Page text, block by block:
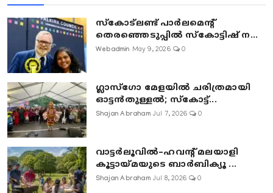
സ്കോട്ലണ്ട് പാർലമെന്റ്
തെരഞ്ഞെടുപ്പിൽ സ്കോട്ടിഷ് ന...
Webadmin May 9, 2026 0
ഗ്ലാസ്‌ഗോ മേളയിൽ ചരിത്രമായി
ഓട്ടൻതുള്ളൽ; സ്‌കോട്ട്...
Shajan Abraham Jul 7, 2026 0
വാട്ടർലൂവിൽ–ഹവന്റ് മലയാളി
കൂട്ടായ്മയുടെ ബാർബിക്യൂ ...
Shajan Abraham Jul 8, 2026 0